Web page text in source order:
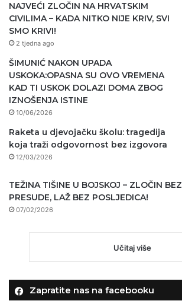
NAJVEĆI ZLOČIN NA HRVATSKIM
CIVILIMA – KADA NITKO NIJE KRIV, SVI
SMO KRIVI!
2 tjedna ago
ŠIMUNIĆ NAKON UPADA
USKOKA:OPASNA SU OVO VREMENA
KAD TI USKOK DOLAZI DOMA ZBOG
IZNOŠENJA ISTINE
10/06/2026
Raketa u djevojačku školu: tragedija
koja traži odgovornost bez izgovora
12/03/2026
TEŽINA TIŠINE U BOJSKOJ – ZLOČIN BEZ
PRESUDE, LAŽ BEZ POSLJEDICA!
07/02/2026
Učitaj više
Zapratite nas na facebooku